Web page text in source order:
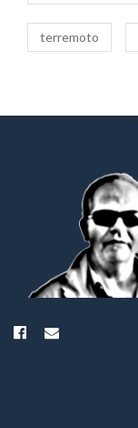
terremoto